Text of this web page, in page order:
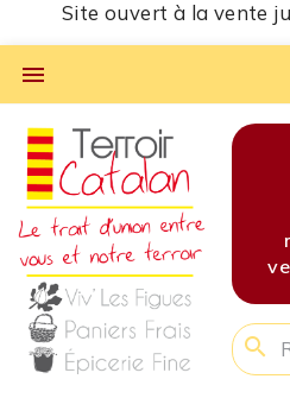
Site ouvert à la vente

et
19h
Site ouvert à la vente
jusqu'à mardi 14h00
search